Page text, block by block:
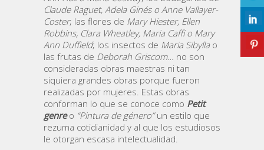
Claude Raguet, Adela Ginés o Anne Vallayer-
Coster; las flores de Mary Hiester, Ellen
Robbins, Clara Wheatley, Maria Caffi o Mary
Ann Duffield; los insectos de Maria Sibyllao
las frutas de Deborah Griscom… no son
consideradas obras maestras ni tan
siquiera grandes obras porque fueron
realizadas por mujeres. Estas obras
conforman lo que se conoce como Petit
genreo “Pintura de género”un estilo que
rezuma cotidianidad y al que los estudiosos
le otorgan escasa intelectualidad.